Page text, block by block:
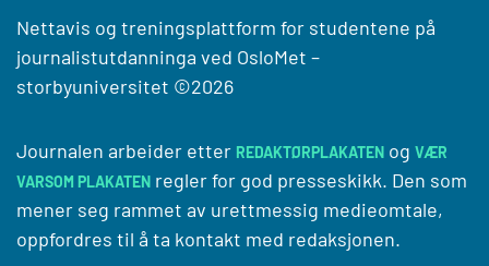
Nettavis og treningsplattform for studentene på
journalistutdanninga ved OsloMet –
storbyuniversitet ©2026
Journalen arbeider etter REDAKTØRPLAKATEN og VÆR
VARSOM PLAKATEN regler for god presseskikk. Den som
mener seg rammet av urettmessig medieomtale,
oppfordres til å ta kontakt med redaksjonen.